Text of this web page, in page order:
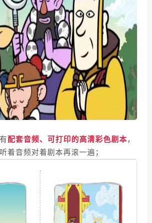
配套音频、可打印的高清彩色剧本，
着音频对着剧本再滚一遍；